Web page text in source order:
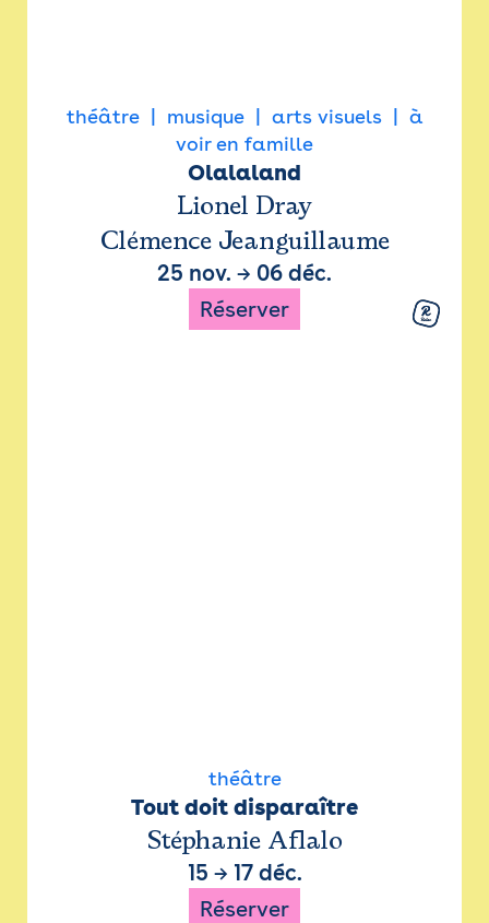
théâtre musique arts visuels
à
voir en famille
Olalaland
Lionel Dray
Clémence Jeanguillaume
25 nov. → 06 déc.
Réserver
théâtre
Tout doit disparaître
Stéphanie Aflalo
15 → 17 déc.
Réserver